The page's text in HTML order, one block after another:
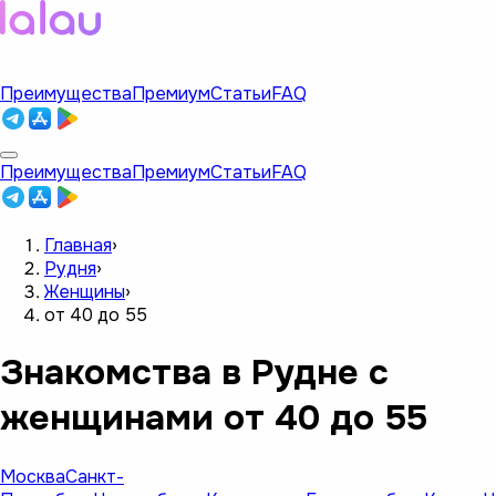
ПреимуществаПремиумСтатьиFAQ
ПреимуществаПремиумСтатьиFAQ
Главная›
Рудня›
Женщины›
от 40 до 55
Знакомства в Рудне с
женщинами от 40 до 55
МоскваСанкт-